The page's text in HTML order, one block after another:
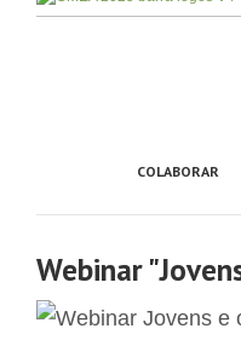
COLABORAR
Webinar